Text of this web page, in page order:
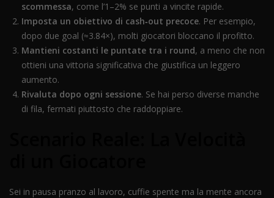
scommessa, come l’1–2% se punti a vincite rapide.
Imposta un obiettivo di cash‑out precoce. Per esempio,
dopo due goal (≈3.84×), molti giocatori bloccano il profitto.
Mantieni costanti le puntate tra i round, a meno che non
ottieni una vittoria significativa che giustifica un leggero
aumento.
Rivaluta dopo ogni sessione. Se hai perso diverse manche
di fila, fermati piuttosto che raddoppiare.
Sei in pausa pranzo al lavoro, cuffie spente ma la mente ancora